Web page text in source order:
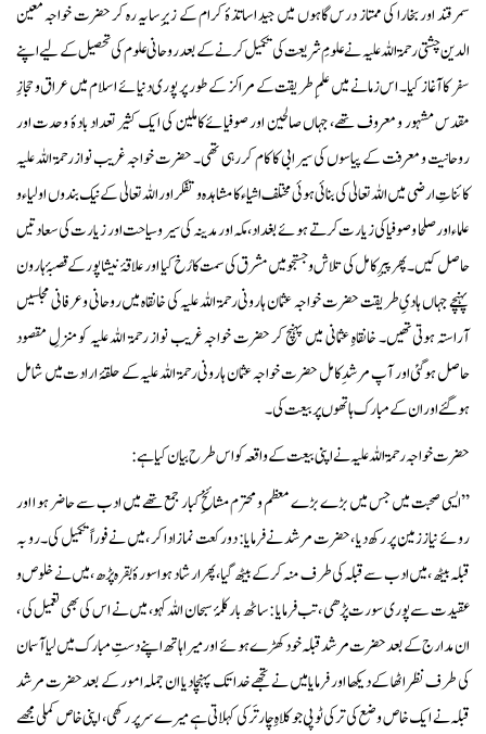
سمر قند اور بخارا کی ممتاز درس گاہوں میں جید اساتذۂ کرام کے زیرِسایہ رہ کر حضرت خواجہ معین
الدین چشتی رحمۃ اللہ علیہ نے علومِ شریعت کی تکمیل کرنے کے بعد روحانی علوم کی تحصیل کے لیے اپنے
سفر کا آغاز کیا۔ اس زمانے میں علمِ طریقت کے مراکز کے طور پر پوری دنیائے اسلام میں عراق و حجازِ
مقدس مشہور و معروف تھے، جہاں صالحین اور صوفیائےکاملین کی ایک کثیر تعداد بادۂ وحدت اور
روحانیت و معرفت کے پیاسوں کی سیرابی کا کام کررہی تھی۔ حضرت خواجہ غریب نوازرحمۃ اللہ علیہ
کائناتِ ارضی میں اللہ تعالیٰ کی بنائی ہوئی مختلف اشیاء کا مشاہدہ و تفکراور اللہ تعالیٰ کے نیک بندوں اولیاء و
علماء اور صلحا و صوفیا کی زیارت کرتے ہوئے بغداد، مکہ اورمدینہ کی سیر و سیاحت اور زیارت کی سعادتیں
حاصل کیں۔ پھر پیرِ کامل کی تلاش و جستجو میں مشرق کی سمت کا رُخ کیا اورعلاقۂ نیشاپور کے قصبۂ ہارون
پہنچے جہاں ہادیِ طریقت حضرت خواجہ عثمان ہارونی رحمۃ اللہ علیہ کی خانقاہ میں روحانی وعرفانی مجلسیں
آراستہ ہوتی تھیں۔ خانقاہِ عثمانی میں پہنچ کر حضرت خواجہ غریب نواز رحمۃ اللہ علیہ کو منزلِ مقصود
حاصل ہوگئی اور آپ مرشدِ کامل حضرت خواجہ عثمان ہارونی رحمۃ اللہ علیہ کے حلقۂ ارادت میں شامل
ہوگئے اور ان کے مبارک ہاتھوں پر بیعت کی۔
حضرت خواجہ رحمۃ اللہ علیہ نے اپنی بیعت کے واقعہ کو اس طرح بیان کیا ہے:
’’ایسی صحبت میں جس میں بڑے بڑے معظم و محترم مشائخِ کبار جمع تھے میں ادب سے حاضر ہو ا اور
روئے نیاز زمین پر رکھ دیا ، حضرت مرشد نے فرمایا: دورکعت نماز ادا کر ، میں نے فوراً تکمیل کی۔ رو بہ
قبلہ بیٹھ ، میں ادب سے قبلہ کی طرف منہ کرکے بیٹھ گیا، پھر ارشاد ہوا سورۂ بقرہ پڑھ ، میں نے خلوص و
عقیدت سے پوری سورت پڑھی ، تب فرمایا : ساٹھ بار کلمۂ سبحان اللہ کہو، میں نے اس کی بھی تعمیل کی ،
ان مدارج کے بعد حضرت مرشد قبلہ خود کھڑے ہوئے اور میرا ہاتھ اپنے دستِ مبارک میں لیا آسمان
کی طرف نظر اٹھا کے دیکھا اور فرمایا میں نے تجھے خدا تک پہنچا دیا ان جملہ امور کے بعد حضرت مرشد
قبلہ نے ایک خاص وضع کی ترکی ٹوپی جو کلاہِ چارتَرکی کہلاتی ہے میرے سر پر رکھی ، اپنی خاص کملی مجھے